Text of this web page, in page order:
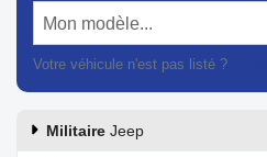
Mon modèle...
Votre véhicule n'est pas listé ?
Militaire Jeep